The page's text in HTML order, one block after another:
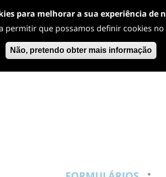
para melhorar a sua experiência de
permitir que possamos definir cookies
Não, pretendo obter mais informação